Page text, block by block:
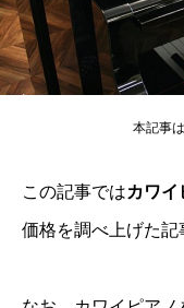
本記事
この記事ではカワイ
価格を調べ上げた記